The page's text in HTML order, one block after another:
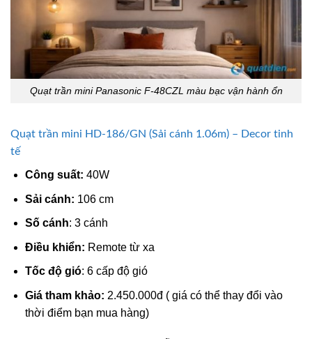
Quạt trần mini Panasonic F-48CZL màu bạc vận hành ổn
Quạt trần mini HD-186/GN (Sải cánh 1.06m) – Decor tinh
tế
Công suất: 40W
Sải cánh: 106 cm
Số cánh: 3 cánh
Điều khiển: Remote từ xa
Tốc độ gió: 6 cấp độ gió
Giá tham khảo: 2.450.000đ ( giá có thể thay đổi vào
thời điểm bạn mua hàng)